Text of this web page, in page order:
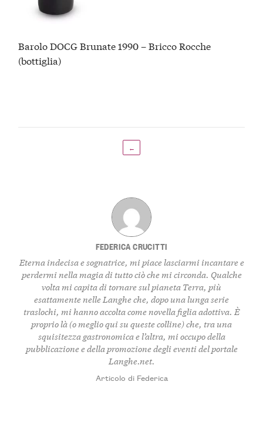
Barolo DOCG Brunate 1990 – Bricco Rocche
(bottiglia)
←
FEDERICA CRUCITTI
Eterna indecisa e sognatrice, mi piace lasciarmi incantare e
perdermi nella magia di tutto ciò che mi circonda. Qualche
volta mi capita di tornare sul pianeta Terra, più
esattamente nelle Langhe che, dopo una lunga serie
traslochi, mi hanno accolta come novella figlia adottiva. È
proprio là (o meglio qui su queste colline) che, tra una
squisitezza gastronomica e l’altra, mi occupo della
pubblicazione e della promozione degli eventi del portale
Langhe.net.
Articolo di Federica